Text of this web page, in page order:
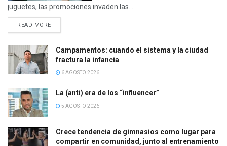
juguetes, las promociones invaden las...
READ MOREDETAILS
Campamentos: cuando el sistema y la ciudad
fractura la infancia
6 AGOSTO 2026
La (anti) era de los “influencer”
5 AGOSTO 2026
Crece tendencia de gimnasios como lugar para
compartir en comunidad, junto al entrenamiento